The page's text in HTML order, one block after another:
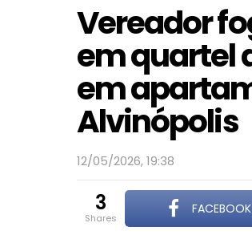
Vereador
em quartel
em
Alvinópolis
12/05/2026, 19:38
3
shares
FACEBOOK